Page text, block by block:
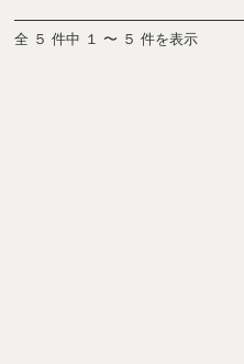
全 ５ 件中 １ 〜 ５ 件を表示